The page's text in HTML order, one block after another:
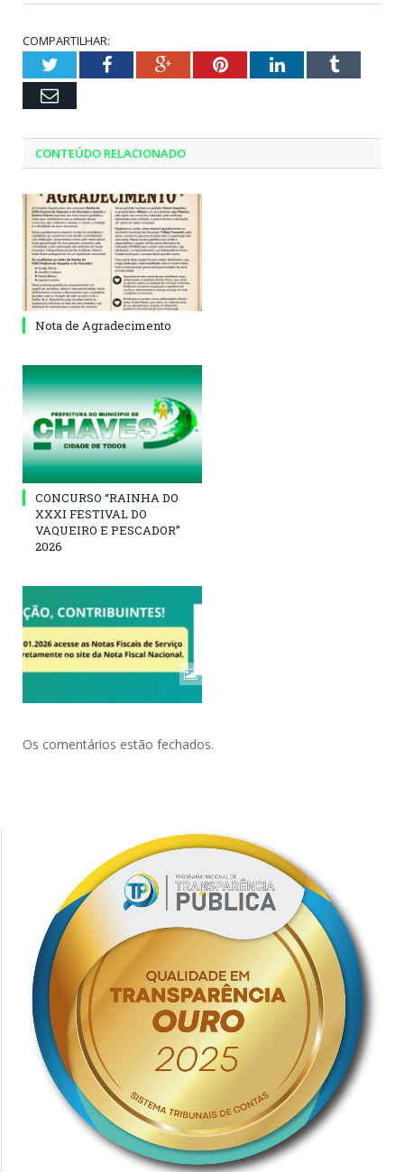
COMPARTILHAR:
TwitterFacebookGoogle+PinterestLinkedInTumblr
Email
CONTEÚDO RELACIONADO
Nota de Agradecimento
CONCURSO “RAINHA DO
XXXI FESTIVAL DO
VAQUEIRO E PESCADOR”
2026
Os comentários estão fechados.